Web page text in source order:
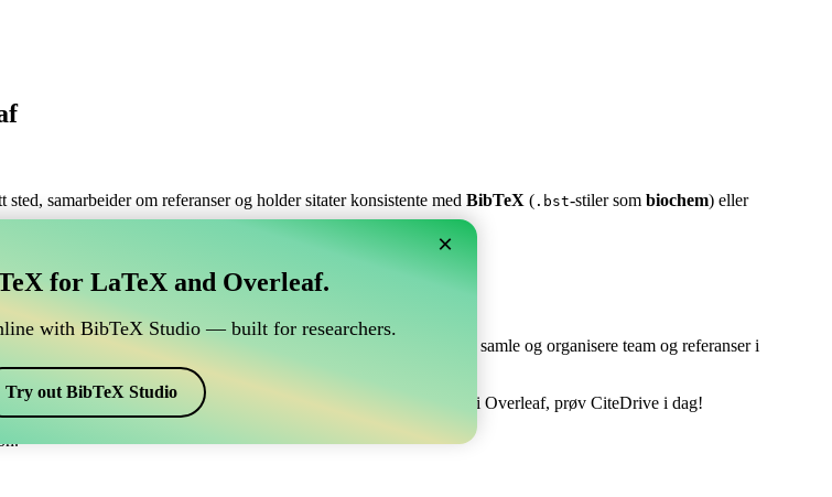
sted, samarbeider om referanser og holder sitater konsistente med BibTeX ( .bst-stiler som biochem) eller
referanse, som kobles til Overleaf?
som kobles til Overleaf?”
og bibliografi i Overleaf, kan CiteDrive være perfekt! Det lar deg samle og organisere team og referanser i
Så hvis du ser etter en enkel måte å håndtere din bibliografi i Overleaf, prøv CiteDrive i dag!
×
for LaTeX and Overleaf.
with BibTeX Studio — built for researchers.
Try out BibTeX Studio